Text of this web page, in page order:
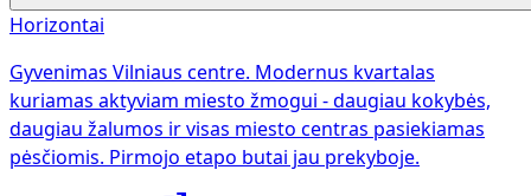
Horizontai
Gyvenimas Vilniaus centre. Modernus kvartalas
kuriamas aktyviam miesto žmogui - daugiau kokybės,
daugiau žalumos ir visas miesto centras pasiekiamas
pėsčiomis. Pirmojo etapo butai jau prekyboje.